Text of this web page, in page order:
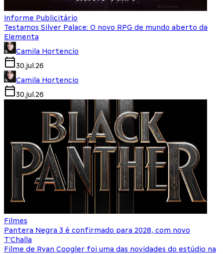
Informe Publicitário
Testamos Silver Palace: O novo RPG de mundo aberto da
Elementa
Camila Hortencio
30.jul.26
Camila Hortencio
30.jul.26
Filmes
Pantera Negra 3 é confirmado para 2028, com novo
T'Challa
Filme de Ryan Coogler foi uma das novidades do estúdio na